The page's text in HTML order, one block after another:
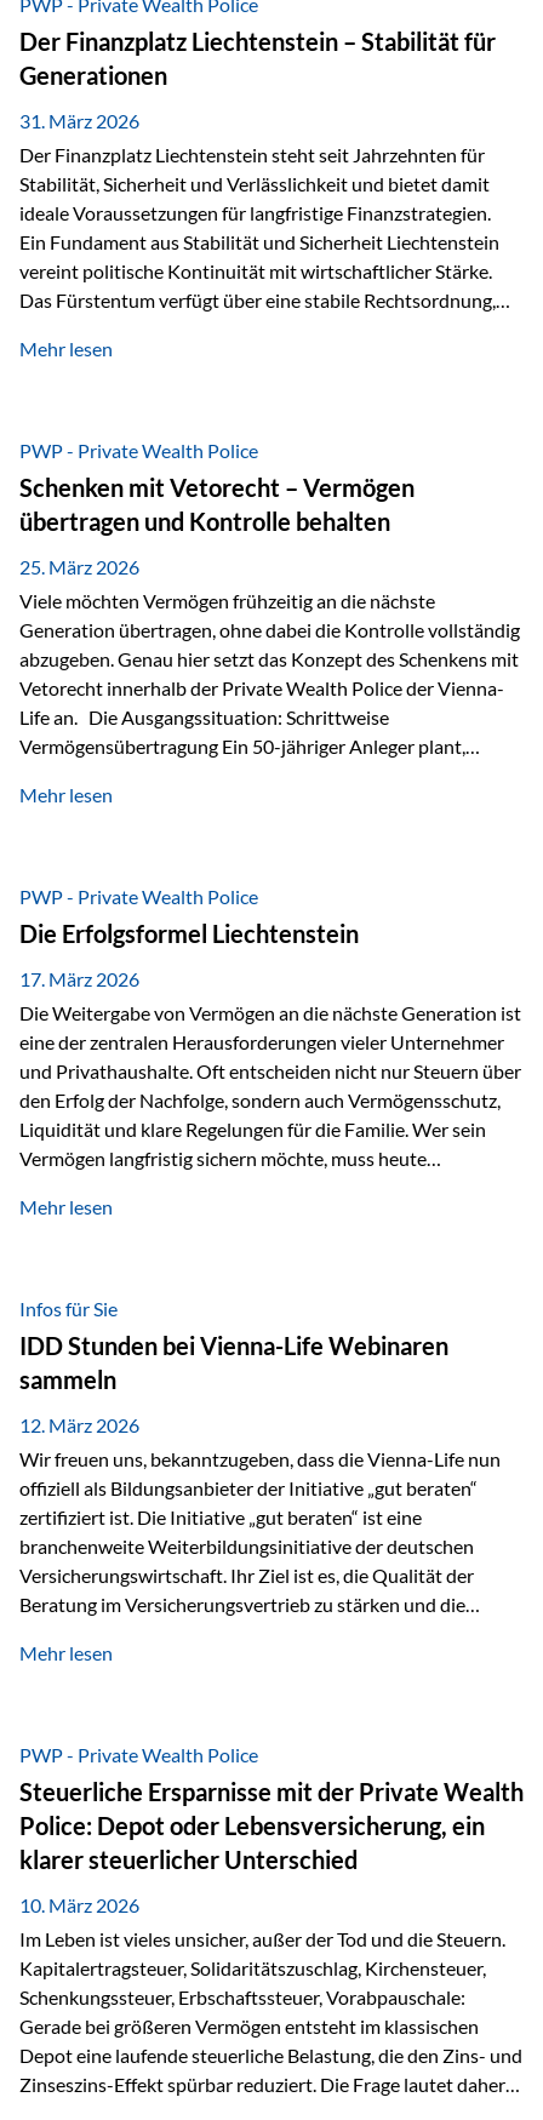
heißt das:Diese Gelder gehören im Konkursfall nicht zur
allgemeinen Konkursmasse, sondern werden ausschließlich
zur Erfüllung…
Der Finanzplatz Liechtenstein – Stabilität für
Generationen
31. März 2026
Der Finanzplatz Liechtenstein steht seit Jahrzehnten für
Stabilität, Sicherheit und Verlässlichkeit und bietet damit
ideale Voraussetzungen für langfristige Finanzstrategien.
Ein Fundament aus Stabilität und Sicherheit Liechtenstein
vereint politische Kontinuität mit wirtschaftlicher Stärke.
Das Fürstentum verfügt über eine stabile Rechtsordnung,
monarchischen Elementen basiert. Diese Struktur schafft
und Unternehmen. Ein wesentliches Merkmal ist die
Staatsfinanzierung: Liechtenstein weist keine
Staatsschulden auf, und der Schutz der wirtschaftlichen
Interessen der Bevölkerung ist in der Verfassung verankert.
Besonders hervorzuheben ist hierbei Artikel 14 der
liechtensteinischen Verfassung. Darin…
Mehr lesen
PWP - Private Wealth Police
Schenken mit Vetorecht – Vermögen
übertragen und Kontrolle behalten
25. März 2026
Viele möchten Vermögen frühzeitig an die nächste
Generation übertragen, ohne dabei die Kontrolle vollständig
abzugeben. Genau hier setzt das Konzept des Schenkens mit
Vetorecht innerhalb der Private Wealth Police der Vienna-
Life an. Die Ausgangssituation: Schrittweise
Vermögensübertragung Ein 50-jähriger Anleger plant,
der steuerliche Freibetrag optimal genutzt werden, sondern
strukturierte, langfristige Vermögensübertragung, ohne die
Kontrolle vollständig aus der Hand zu geben. Die Lösung:
Abschmelzung mit Vetorecht Die Umsetzung erfolgt über die
Private Wealth Police…
Mehr lesen
PWP - Private Wealth Police
Die Erfolgsformel Liechtenstein
17. März 2026
Die Weitergabe von Vermögen an die nächste Generation ist
eine der zentralen Herausforderungen vieler Unternehmer
und Privathaushalte. Oft entscheiden nicht nur Steuern über
den Erfolg der Nachfolge, sondern auch Vermögensschutz,
Liquidität und klare Regelungen für die Familie. Wer sein
Vermögen langfristig sichern möchte, muss heute
„Erfolgsformel Liechtenstein“, herausgegeben und verfasst
Vermögensschutz strategisch miteinander verbindet.
Warum klassische Nachfolgeplanung oft scheitert Viele
Vermögen werden erst im Todesfall übertragen. Das kann zu
Problemen führen: Hohe Erbschaftsteuern Streitigkeiten
zwischen Erben Liquiditätsprobleme bei Immobilien…
Mehr lesen
Infos für Sie
IDD Stunden bei Vienna-Life Webinaren
sammeln
12. März 2026
Wir freuen uns, bekanntzugeben, dass die Vienna-Life nun
offiziell als Bildungsanbieter der Initiative „gut beraten“
zertifiziert ist. Die Initiative „gut beraten“ ist eine
branchenweite Weiterbildungsinitiative der deutschen
Versicherungswirtschaft. Ihr Ziel ist es, die Qualität der
Beratung im Versicherungsvertrieb zu stärken und die
Personen transparent zu dokumentieren. Seit der
Stunden pro Jahr für vertrieblich tätige Personen in der
Versicherungsbranche. Über die Weiterbildungsdatenbank
von „gut beraten“ können absolvierte Bildungsmaßnahmen
zentral erfasst und dokumentiert werden. „gut beraten“
zertifiziert Als zertifizierter Bildungsanbieter können unsere
Webinare nun für die…
Mehr lesen
PWP - Private Wealth Police
Steuerliche Ersparnisse mit der Private Wealth
Police: Depot oder Lebensversicherung, ein
klarer steuerlicher Unterschied
10. März 2026
Im Leben ist vieles unsicher, außer der Tod und die Steuern.
Kapitalertragsteuer, Solidaritätszuschlag, Kirchensteuer,
Schenkungssteuer, Erbschaftssteuer, Vorabpauschale:
Gerade bei größeren Vermögen entsteht im klassischen
Depot eine laufende steuerliche Belastung, die den Zins- und
Zinseszins-Effekt spürbar reduziert. Die Frage lautet daher: